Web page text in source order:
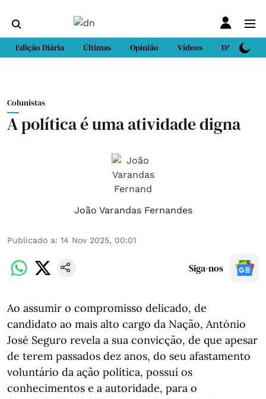
Edição Diária Últimas Opinião Vídeos DN Sport
Colunistas
A política é uma atividade digna
João Varandas Fernandes
Publicado a: 14 Nov 2025, 00:01
Siga-nos
Ao assumir o compromisso delicado, de
candidato ao mais alto cargo da Nação, António
José Seguro revela a sua convicção, de que apesar
de terem passados dez anos, do seu afastamento
voluntário da ação política, possuí os
conhecimentos e a autoridade, para o